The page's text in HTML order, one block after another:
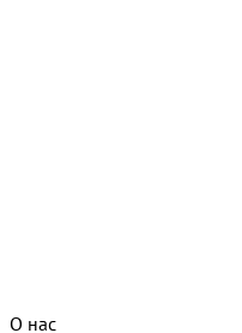
О нас